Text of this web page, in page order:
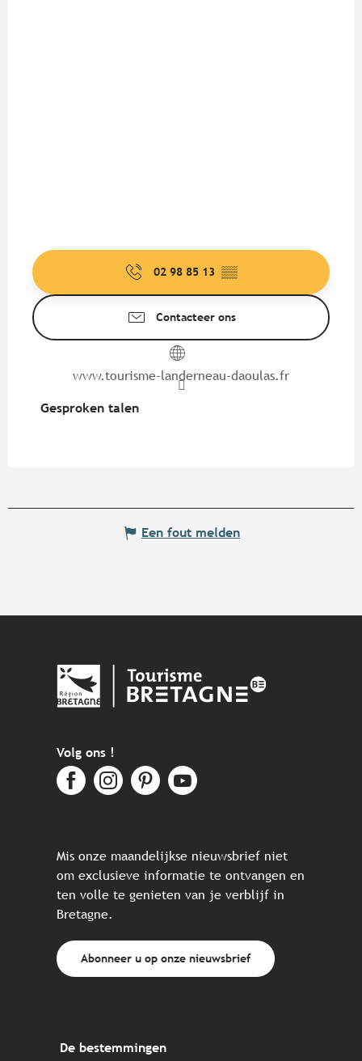
02 98 85 13 ▒▒
Contacteer ons
www.tourisme-landerneau-daoulas.fr
Gesproken talen
Gesproken talen
Een fout melden
Volg ons !
Mis onze maandelijkse nieuwsbrief niet
om exclusieve informatie te ontvangen en
ten volle te genieten van je verblijf in
Bretagne.
Abonneer u op onze nieuwsbrief
De bestemmingen